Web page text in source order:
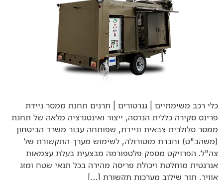
כלי רכב משימתיים | גנרטורים | תרנים תחנת ממסר ניידת
פרינס סקירה כללית הנדסה, ייצור ואינטגרציה מלאה של תחנת
ממסר סלולרית צבאית וניידת, שפותחה עבור משרד הביטחון
(משהב"ט) וחברת מוטורולה, לשימוש מערך התקשורת של
צה"ל. הפרויקט מספק פלטפורמה מבצעית בעלת עצמאות
אנרגטית מוחלטת ויכולת פריסה מהירה בכל תנאי שטח ומזג
אוויר, תוך שילוב מערכות תקשורת […]